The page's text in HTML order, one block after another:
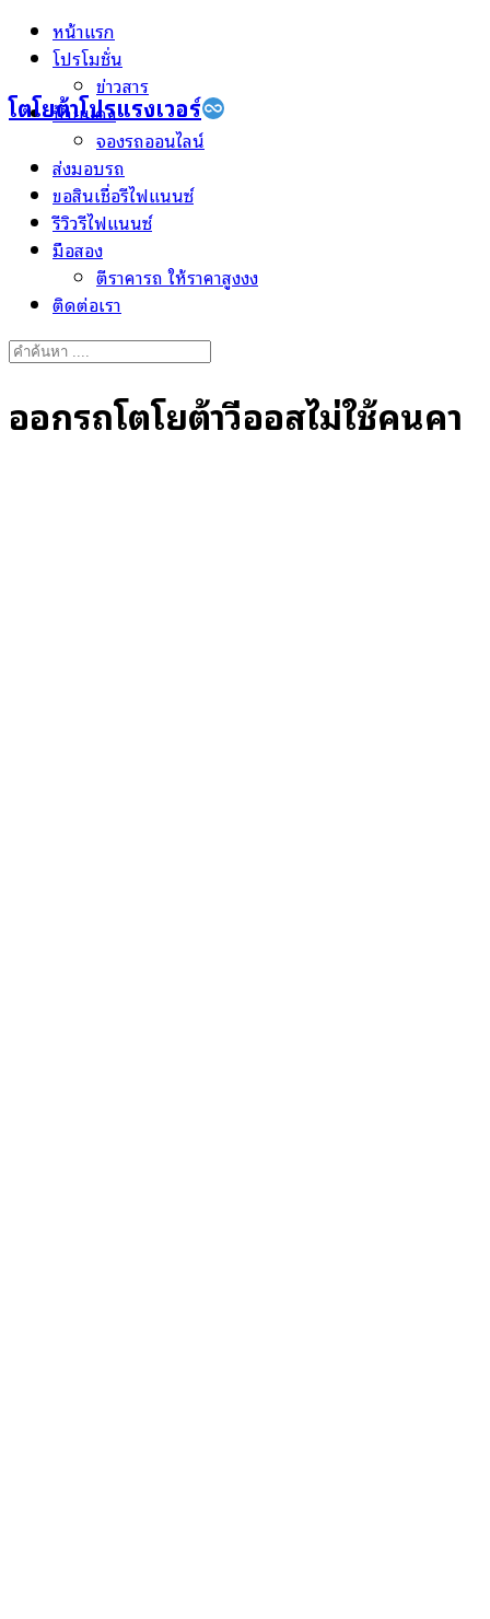
Skip
โตโยต้าโปรแรงเวอร์
หน้าแรก
โปรโมชั่น
ข่าวสาร
ป้ายแดง
จองรถออนไลน์
ส่งมอบรถ
ขอสินเชื่อรีไฟแนนซ์
รีวิวรีไฟแนนซ์
มือสอง
ตีราคารถ ให้ราคาสูงงง
ติดต่อเรา
Search
ออกรถโตโยต้าวีออสไม่ใช้คนค้ำ